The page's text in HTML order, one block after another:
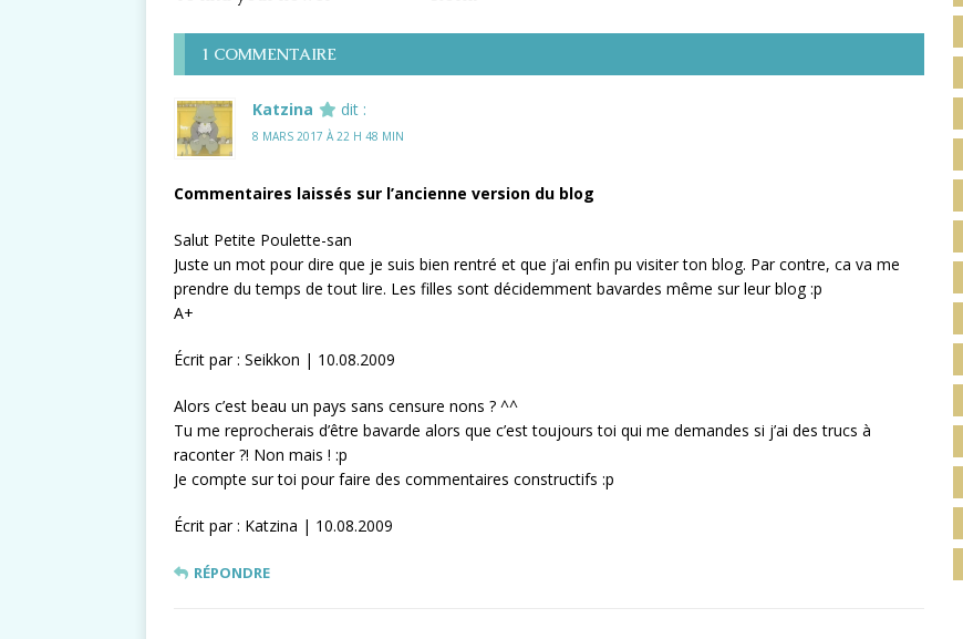
1 COMMENTAIRE
Katzina dit :
8 MARS 2017 À 22 H 48 MIN
Commentaires laissés sur l’ancienne version du blog
Salut Petite Poulette-san
Juste un mot pour dire que je suis bien rentré et que j’ai enfin pu visiter ton blog. Par contre, ca va me
prendre du temps de tout lire. Les filles sont décidemment bavardes même sur leur blog :p
A+
Écrit par : Seikkon | 10.08.2009
Alors c’est beau un pays sans censure nons ? ^^
Tu me reprocherais d’être bavarde alors que c’est toujours toi qui me demandes si j’ai des trucs à
raconter ?! Non mais ! :p
Je compte sur toi pour faire des commentaires constructifs :p
Écrit par : Katzina | 10.08.2009
RÉPONDRE